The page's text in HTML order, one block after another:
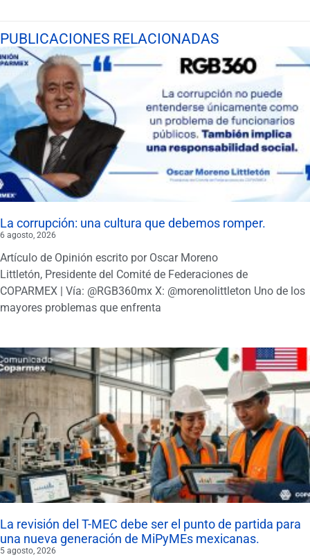
PUBLICACIONES RELACIONADAS
La corrupción: una cultura que debemos romper.
6 agosto, 2026
Artículo de Opinión escrito por Oscar Moreno
Littletón, Presidente del Comité de Federaciones de
COPARMEX | Vía: @RGB360mx X: @morenolittleton Uno de los
mayores problemas que enfrenta
La revisión del T-MEC debe ser el punto de partida para
una nueva generación de MiPyMEs mexicanas.
5 agosto, 2026